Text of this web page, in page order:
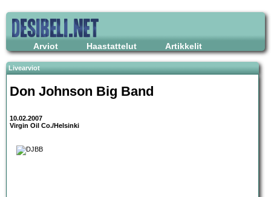
Arviot Haastattelut Artikkelit
Livearviot
Don Johnson Big Band
10.02.2007
Virgin Oil Co./Helsinki